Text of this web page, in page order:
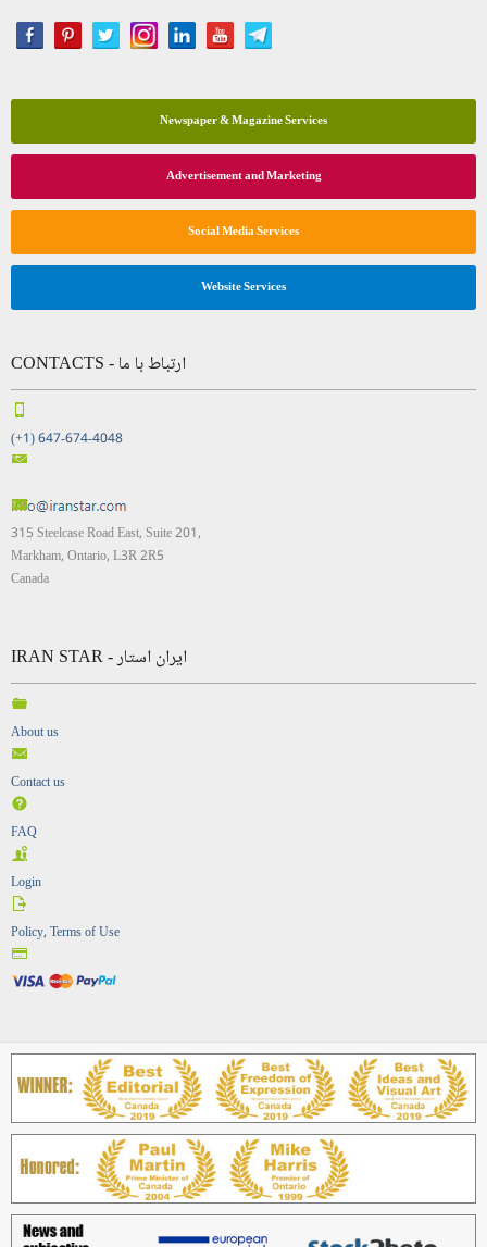
Newspaper & Magazine Services
Advertisement and Marketing
Social Media Services
Website Services
CONTACTS - ارتباط با ما
(+1) 647-674-4048
315 Steelcase Road East, Suite 201,
Markham, Ontario, L3R 2R5
Canada
IRAN STAR - ایران استار
About us
Contact us
FAQ
Login
Policy, Terms of Use